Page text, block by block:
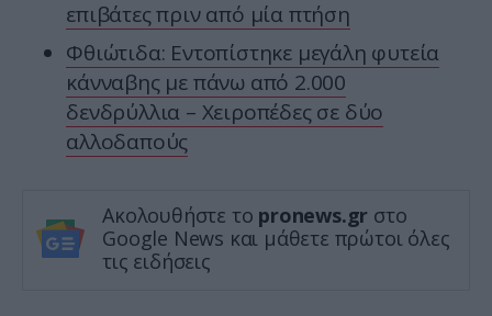
επιβάτες πριν από μία πτήση
Φθιώτιδα: Εντοπίστηκε μεγάλη φυτεία
κάνναβης με πάνω από 2.000
δενδρύλλια – Xειροπέδες σε δύο
αλλοδαπούς
Ακολουθήστε το pronews.gr στο
Google News και μάθετε πρώτοι όλες
τις ειδήσεις